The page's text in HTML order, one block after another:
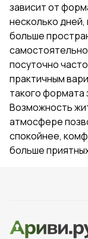
зависит от
несколько
больше
посуточно
практичным
такого формата
Возможность
атмосфере
спокойнее,
больше